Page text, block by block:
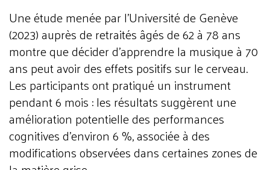
Une étude menée par l'Université de Genève
(2023) auprès de retraités âgés de 62 à 78 ans
montre que décider d'apprendre la musique à 70
ans peut avoir des effets positifs sur le cerveau.
Les participants ont pratiqué un instrument
pendant 6 mois : les résultats suggèrent une
amélioration potentielle des performances
cognitives d'environ 6 %, associée à des
modifications observées dans certaines zones de